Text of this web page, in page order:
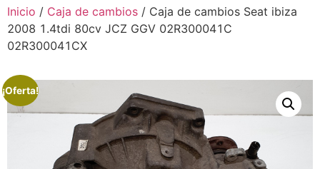
Inicio / Caja de cambios / Caja de cambios Seat ibiza
2008 1.4tdi 80cv JCZ GGV 02R300041C
02R300041CX
¡Oferta!